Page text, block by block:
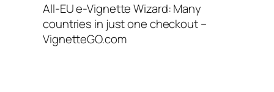
All-EU e-Vignette Wizard: Many
countries in just one checkout –
VignetteGO.com